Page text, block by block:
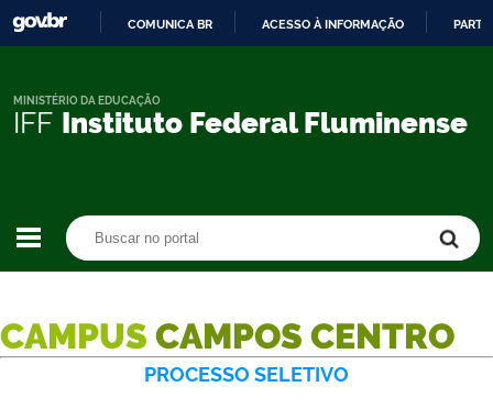
CONTEÚDO
COMUNICA BR ACESSO À INFORMAÇÃO
IFF Instituto Federal Fluminense
MINISTÉRIO DA EDUCAÇÃO
CAMPUS CAMPOS CENTRO
PROCESSO SELETIVO